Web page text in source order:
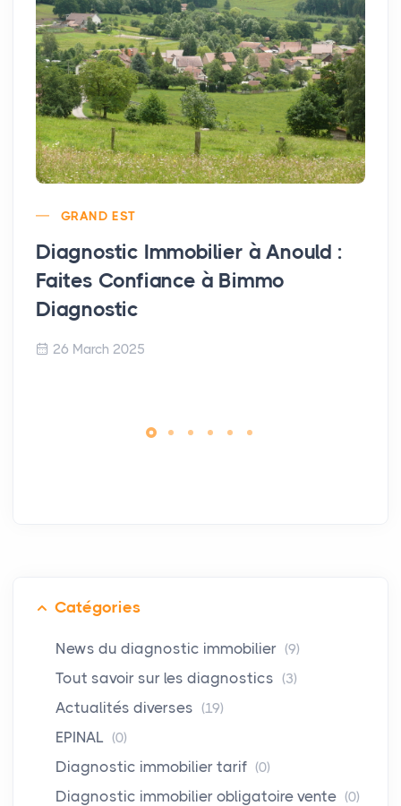
GRAND EST
Diagnostic Immobilier à Anould :
Faites Confiance à Bimmo
Diagnostic
26 March 2025
Catégories
News du diagnostic immobilier (9)
Tout savoir sur les diagnostics (3)
Actualités diverses (19)
EPINAL (0)
Diagnostic immobilier tarif (0)
Diagnostic immobilier obligatoire vente (0)